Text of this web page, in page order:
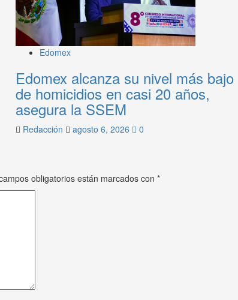
Edomex
Edomex alcanza su nivel más bajo
de homicidios en casi 20 años,
asegura la SSEM
Redacción agosto 6, 2026 0
obligatorios están marcados con *